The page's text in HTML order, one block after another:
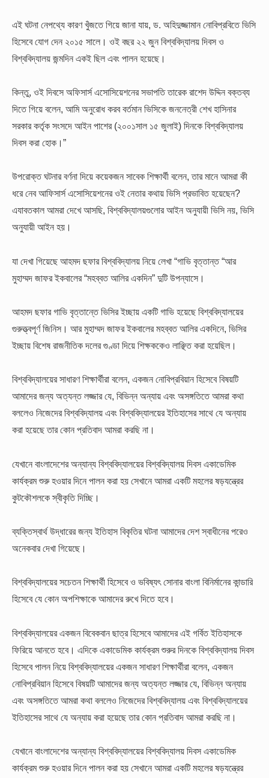
এই ঘটনা নেপথ্যে কারণ খুঁজতে গিয়ে জানা যায়, ড. অহিদুজ্জামান নোবিপ্রবিতে ভিসি
হিসেবে যোগ দেন ২০১৫ সালে। ওই বছর ২২ জুন বিশ্ববিদ্যালয় দিবস ও
বিশ্ববিদ্যালয় জন্মদিন একই ছিল এবং পালন হয়েছে।
কিন্তু, ওই দিবসে অফিসার্স এসোসিয়েশনের সভাপতি তারেক রাশেদ উদ্দিন বক্তব্য
দিতে গিয়ে বলেন, আমি অনুরোধ করব বর্তমান ভিসিকে জননেত্রী শেখ হাসিনার
সরকার কর্তৃক সংসদে আইন পাশের (২০০১সাল ১৫ জুলাই) দিনকে বিশ্ববিদ্যালয়
দিবস করা হোক।”
উপরোক্ত ঘটনার বর্ণনা দিয়ে কয়েকজন সাবেক শিক্ষার্থী বলেন, তার মানে আমরা কী
ধরে নেব আফিসার্স এসোসিয়েশনের ওই নেতার কথায় ভিসি প্রভাবিত হয়েছেন?
এযাবতকাল আমরা দেখে আসছি, বিশ্ববিদ্যালয়গুলোর আইন অনুযায়ী ভিসি নয়, ভিসি
অনুযায়ী আইন হয়।
যা দেখা গিয়েছে আহমদ ছফার বিশ্ববিদ্যালয় নিয়ে লেখা “গাভি বৃত্তান্ত “আর
মুহাম্মদ জাফর ইকবালের “মহব্বত আলির একদিন” দুটি উপন্যাসে।
আহমদ ছফার গাভি বৃত্তান্তে ভিসির ইচ্ছায় একটি গাভি হয়েছে বিশ্ববিদ্যালয়ের
গুরুত্ত্বপূর্ণ জিনিস। আর মুহাম্মদ জাফর ইকবালের মহব্বত আলির একদিনে, ভিসির
ইচ্ছায় বিশেষ রাজনীতিক দলের গুণ্ডা দিয়ে শিক্ষককেও লাঞ্ছিত করা হয়েছিল।
বিশ্ববিদ্যালয়ের সাধারণ শিক্ষার্থীরা বলেন, একজন নোবিপ্রবিয়ান হিসেবে বিষয়টি
আমাদের জন্য অত্যন্ত লজ্জার যে, বিভিন্ন অন্যায় এবং অসঙ্গতিতে আমরা কথা
বললেও নিজেদের বিশ্ববিদ্যালয় এবং বিশ্ববিদ্যালয়ের ইতিহাসের সাথে যে অন্যায়
করা হয়েছে তার কোন প্রতিবাদ আমরা করছি না।
যেখানে বাংলাদেশের অন্যান্য বিশ্ববিদ্যালয়ের বিশ্ববিদ্যালয় দিবস একাডেমিক
কার্যক্রম শুরু হওয়ার দিনে পালন করা হয় সেখানে আমরা একটি মহলের ষড়যন্ত্রের
কুটকৌশলকে স্বীকৃতি দিচ্ছি।
ব্যক্তিস্বার্থ উদ্ধারের জন্য ইতিহাস বিকৃতির ঘটনা আমাদের দেশ স্বাধীনের পরেও
অনেকবার দেখা গিয়েছে।
বিশ্ববিদ্যালয়ের সচেতন শিক্ষার্থী হিসেবে ও ভবিষ্যৎ সোনার বাংলা বিনির্মানের কান্ডারি
হিসেবে যে কোন অপশিক্ষাকে আমাদের রুখে দিতে হবে।
বিশ্ববিদ্যালয়ের একজন বিবেকবান ছাত্র হিসেবে আমাদের এই গর্বিত ইতিহাসকে
ফিরিয়ে আনতে হবে। এদিকে একাডেমিক কার্যক্রম শুরুর দিনকে বিশ্ববিদ্যালয় দিবস
হিসেবে পালন নিয়ে বিশ্ববিদ্যালয়ের একজন সাধারণ শিক্ষার্থীরা বলেন, একজন
নোবিপ্রবিয়ান হিসেবে বিষয়টি আমাদের জন্য অত্যন্ত লজ্জার যে, বিভিন্ন অন্যায়
এবং অসঙ্গতিতে আমরা কথা বললেও নিজেদের বিশ্ববিদ্যালয় এবং বিশ্ববিদ্যালয়ের
ইতিহাসের সাথে যে অন্যায় করা হয়েছে তার কোন প্রতিবাদ আমরা করছি না।
যেখানে বাংলাদেশের অন্যান্য বিশ্ববিদ্যালয়ের বিশ্ববিদ্যালয় দিবস একাডেমিক
কার্যক্রম শুরু হওয়ার দিনে পালন করা হয় সেখানে আমরা একটি মহলের ষড়যন্ত্রের